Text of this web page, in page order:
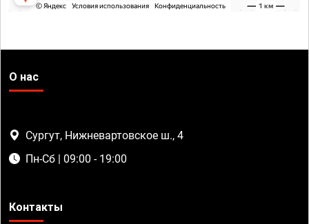
О нас
Сургут, Нижневартовское ш., 4
Пн-Сб | 09:00 - 19:00
Контакты